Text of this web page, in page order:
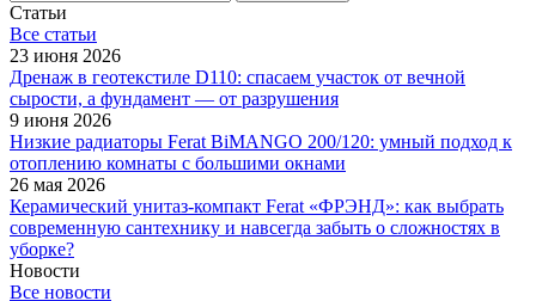
Статьи
Все cтатьи
23 июня 2026
Дренаж в геотекстиле D110: спасаем участок от вечной
сырости, а фундамент — от разрушения
9 июня 2026
Низкие радиаторы Ferat BiMANGO 200/120: умный подход к
отоплению комнаты с большими окнами
26 мая 2026
Керамический унитаз-компакт Ferat «ФРЭНД»: как выбрать
современную сантехнику и навсегда забыть о сложностях в
уборке?
Новости
Все новости